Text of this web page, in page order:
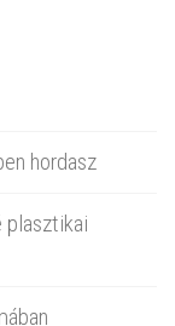
hordasz
plasztikai